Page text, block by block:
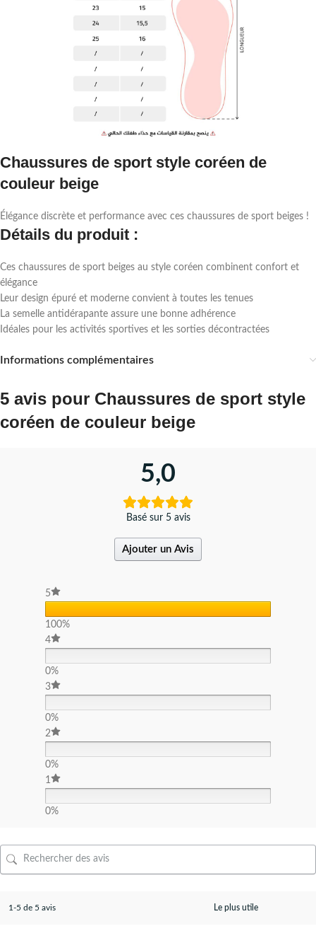
Chaussures de sport style coréen de
couleur beige
Élégance discrète et performance avec ces chaussures de sport beiges !
Détails du produit :
Ces chaussures de sport beiges au style coréen combinent confort et
élégance
Leur design épuré et moderne convient à toutes les tenues
La semelle antidérapante assure une bonne adhérence
Idéales pour les activités sportives et les sorties décontractées
Informations complémentaires
5 avis pour Chaussures de sport style
coréen de couleur beige
5,0
Basé sur 5 avis
Ajouter un Avis
5
100%
4
0%
3
0%
2
0%
1
0%
1-5 de 5 avis